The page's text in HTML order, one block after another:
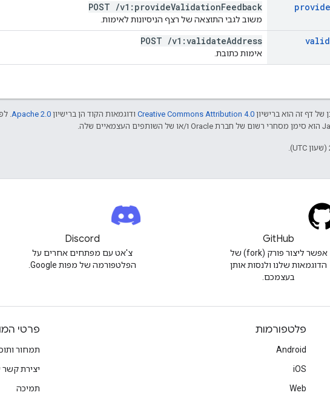
provide
POST /v1:provideValidationFeedback
משוב לגבי התוצאה של רצף הניסיונות לאימות.
POST /v1:validateAddress
אימות כתובת.
דף זה הוא ברישיון Creative Commons Attribution 4.0 ודוגמאות הקוד הן ברישיון Apache 2.0
.
GitHub
אפשר ליצור פורק (fork) של
הדוגמאות שלנו ולנסות אותן
בעצמכם.
Discord
צ'אט עם מפתחים אחרים על
הפלטפורמה של מפות Google.
פלטפורמות
Android
iOS
Web
פרטי
תמחור
יצירת קשר
תמיכה